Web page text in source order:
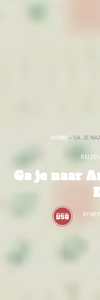
HOME» GA JE
Ga je naar
BY